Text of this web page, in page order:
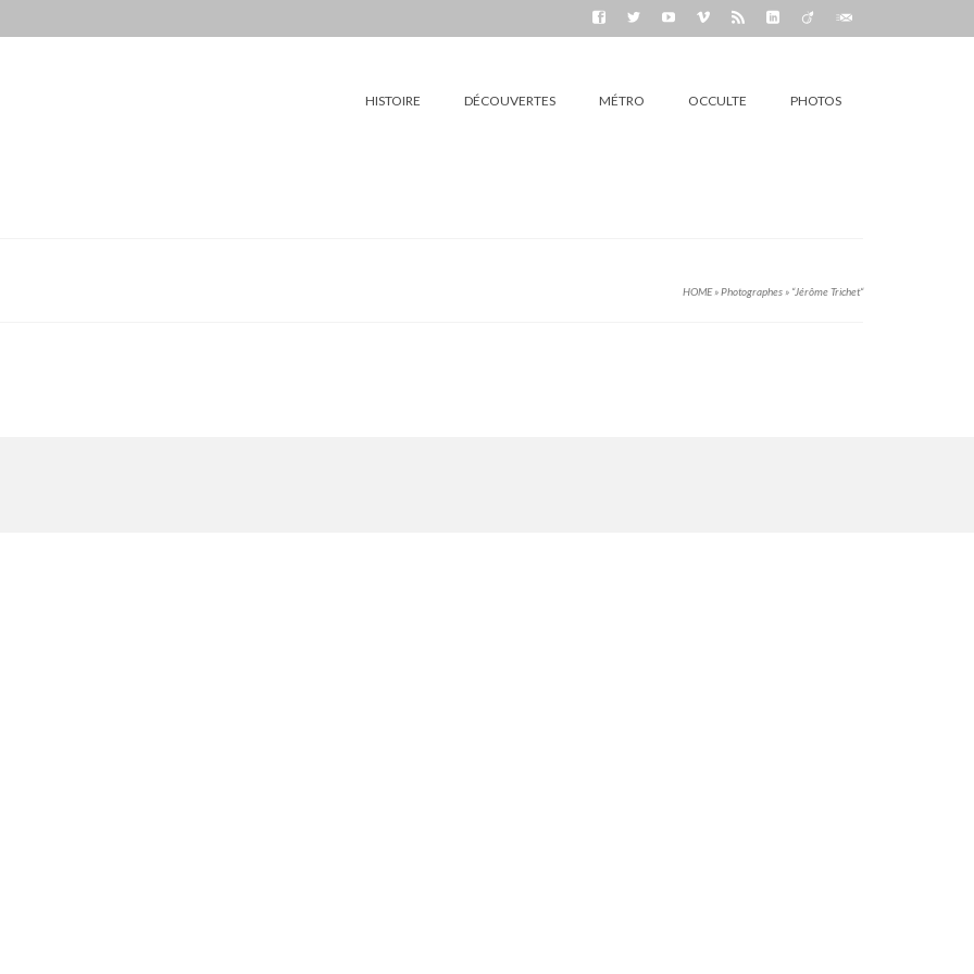
HISTOIRE DÉCOUVERTES MÉTRO OCCULTE PHOTOS
HOME»Photographes » “Jérôme Trichet“